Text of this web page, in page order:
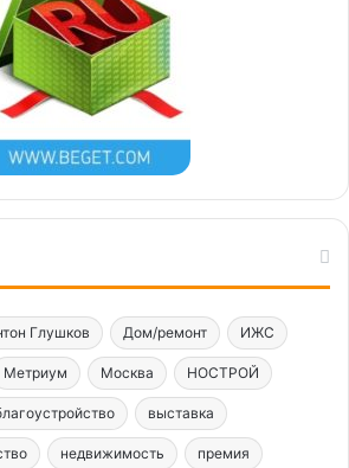
Глушков Дом/ремонт ИЖС
Метриум Москва НОСТРОЙ
выставка
недвижимость премия